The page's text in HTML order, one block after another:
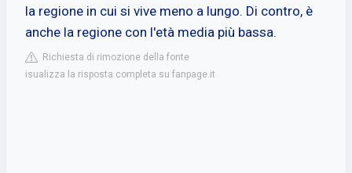
la regione in cui si vive meno a lungo. Di contro, è
anche la regione con l'età media più bassa.
Richiesta di rimozione della fonte
isualizza la risposta completa su fanpage.it